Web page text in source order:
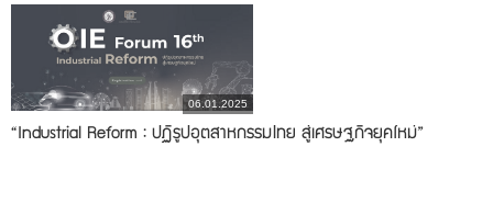
06.01.2025
“Industrial Reform : ปฏิรูปอุตสาหกรรมไทย สู่เศรษฐกิจยุคใหม่”